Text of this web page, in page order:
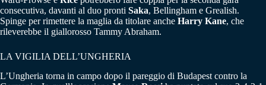
consecutiva, davanti al duo pronti Saka, Bellingham e Grealish.
Spinge per rimettere la maglia da titolare anche Harry Kane, che
rileverebbe il giallorosso Tammy Abraham.
LA VIGILIA DELL’UNGHERIA
L’Ungheria torna in campo dopo il pareggio di Budapest contro la